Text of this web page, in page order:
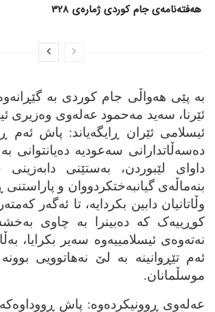
هەفتەنامەی جام کوردی ژمارەی 328
به‌ پێی هه‌واڵی جام کوردی به‌
ئێرنا، سه‌ید مه‌حمود عه‌له‌وی وه‌زیری
ئیسلامی ئێران ڕایگه‌یاند: پاش ئه‌م
ده‌سه‌ڵاتدارانی سه‌عودیه‌ ده‌یانتوانی
داوای لێبوردن، به‌ستێنی
بنه‌ماڵه‌ی گیانبه‌ختکردووان و
وڵاتانیان دابین بکردایه‌، تا ئه‌گه‌ر
کوڕییه‌ک که‌ ده‌بینرا به‌ چاوی
نه‌ته‌وه‌ی ئیسلامییه‌وه‌ سه‌یر بکرایا،
ئه‌م تێڕوانینه‌ به‌ لێ نه‌هاتوویی
موسڵمانان.
عه‌له‌وی ڕوونیکرده‌وه‌: پاش ڕووداوه‌که‌